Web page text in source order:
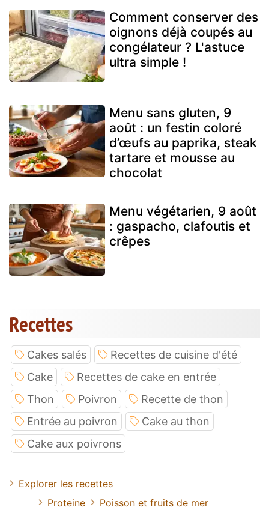
Comment conserver des
oignons déjà coupés au
congélateur ? L'astuce
ultra simple !
Menu sans gluten, 9
août : un festin coloré
d’œufs au paprika, steak
tartare et mousse au
chocolat
Menu végétarien, 9 août
: gaspacho, clafoutis et
crêpes
Recettes
Cakes salés
Recettes de cuisine d'été
Cake
Recettes de cake en entrée
Thon
Poivron
Recette de thon
Entrée au poivron
Cake au thon
Cake aux poivrons
Explorer les recettes
Proteine
Poisson et fruits de mer